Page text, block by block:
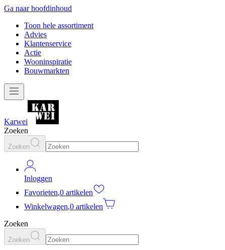
Ga naar hoofdinhoud
Toon hele assortiment
Advies
Klantenservice
Actie
Wooninspiratie
Bouwmarkten
Karwei
Zoeken
Zoeken
Inloggen
Favorieten,0 artikelen
Winkelwagen,0 artikelen
Zoeken
Zoeken